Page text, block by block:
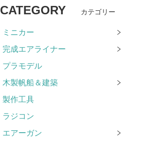
CATEGORY カテゴリー
ミニカー
完成エアライナー
プラモデル
木製帆船＆建築
製作工具
ラジコン
エアーガン